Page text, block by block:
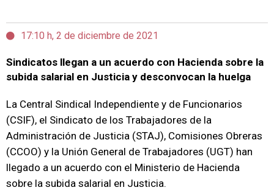
17:10 h, 2 de diciembre de 2021
Sindicatos llegan a un acuerdo con Hacienda sobre la
subida salarial en Justicia y desconvocan la huelga
La Central Sindical Independiente y de Funcionarios
(CSIF), el Sindicato de los Trabajadores de la
Administración de Justicia (STAJ), Comisiones Obreras
(CCOO) y la Unión General de Trabajadores (UGT) han
llegado a un acuerdo con el Ministerio de Hacienda
sobre la subida salarial en Justicia.